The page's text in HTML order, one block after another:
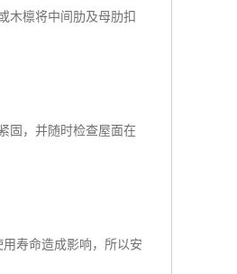
木檩将中间肋及母肋扣
固，并随时检查屋面在
寿命造成影响，所以安